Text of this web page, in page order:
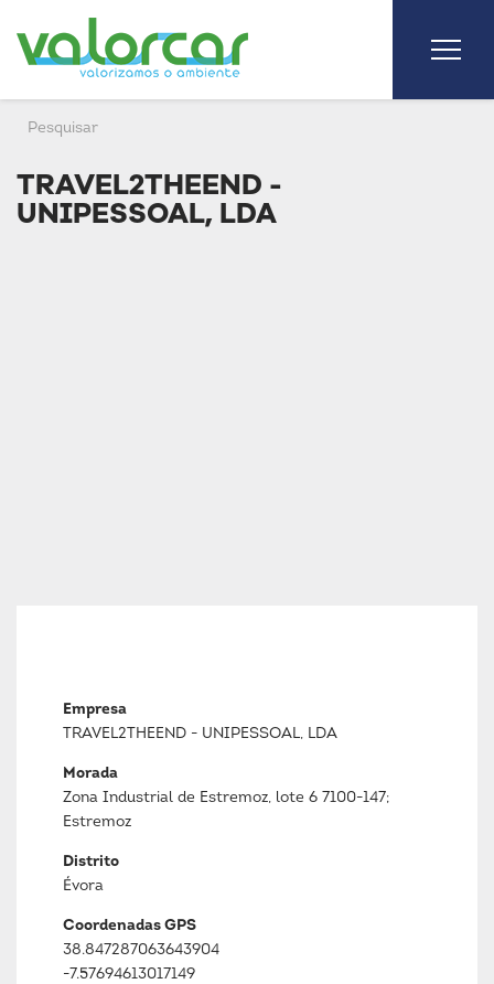
TRAVEL2THEEND -
UNIPESSOAL, LDA
Empresa
TRAVEL2THEEND - UNIPESSOAL, LDA
Morada
Zona Industrial de Estremoz, lote 6 7100-147;
Estremoz
Distrito
Évora
Coordenadas GPS
38.847287063643904
-7.57694613017149